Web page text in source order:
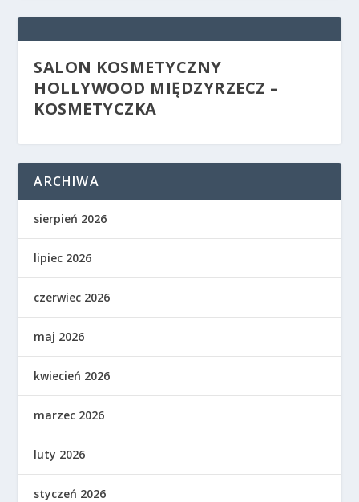
SALON KOSMETYCZNY
HOLLYWOOD MIĘDZYRZECZ –
KOSMETYCZKA
ARCHIWA
sierpień 2026
lipiec 2026
czerwiec 2026
maj 2026
kwiecień 2026
marzec 2026
luty 2026
styczeń 2026